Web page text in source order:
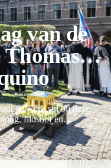
van de
Thomas
de Kerk stil bij deze
filosoof en
14.01.2026